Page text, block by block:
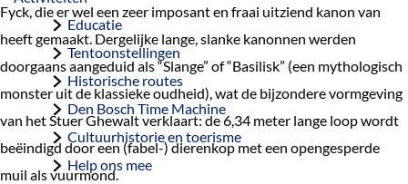
Educatie
Tentoonstellingen
Historische routes
Den Bosch Time Machine
Cultuurhistorie en toerisme
Help ons mee
Fyck, die er wel een zeer imposant en fraai uitziend kanon van
heeft gemaakt. Dergelijke lange, slanke kanonnen werden
doorgaans aangeduid als “Slange” of “Basilisk” (een mythologisch
monster uit de klassieke oudheid), wat de bijzondere vormgeving
van het Stuer Ghewalt verklaart: de 6,34 meter lange loop wordt
beëindigd door een (fabel-) dierenkop met een opengesperde
muil als vuurmond.